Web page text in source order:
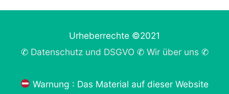
Urheberrechte ©2021
✆ Datenschutz und DSGVO ✆ Wir über uns✆
Warnung : Das Material auf dieser Website